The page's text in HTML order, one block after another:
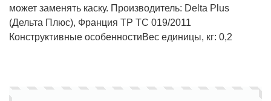
может заменять каску. Производитель: Delta Plus
(Дельта Плюс), Франция ТР ТС 019/2011
Конструктивные особенностиВес единицы, кг: 0,2